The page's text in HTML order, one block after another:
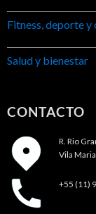
Fitness, deporte y
Salud y bienestar
CONTACTO
R. Rio
Vila
+55 (11)